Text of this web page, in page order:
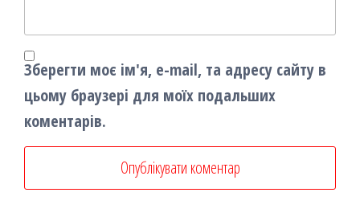
Зберегти моє ім'я, e-mail, та адресу сайту в
цьому браузері для моїх подальших
коментарів.